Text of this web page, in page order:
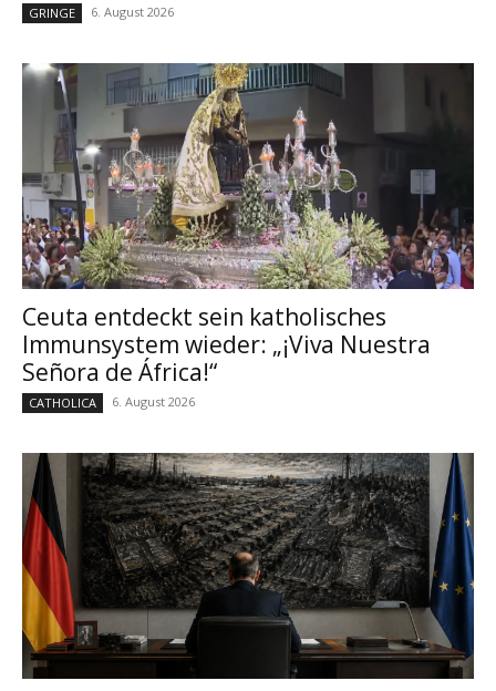
GRINGE 6. August 2026
Ceuta entdeckt sein katholisches
Immunsystem wieder: „¡Viva Nuestra
Señora de África!“
CATHOLICA 6. August 2026